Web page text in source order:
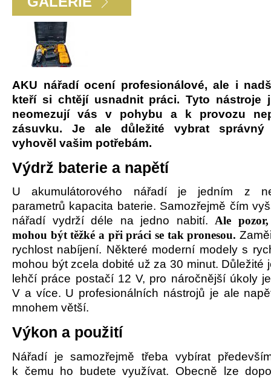
AKU nářadí ocení profesionálové, ale i
kteří si chtějí usnadnit práci. Tyto nástroje
neomezují vás v pohybu a k provozu
zásuvku. Je ale důležité vybrat správný
vyhověl vašim potřebám.
Výdrž baterie a napětí
U akumulátorového nářadí je jedním z
parametrů kapacita baterie. Samozřejmě čím
nářadí vydrží dé le na jedno nabití.Ale
mohou být těžkéa při práci se tak pronesou.
rychlost nabíjení. Některé moderní modely s
mohou být zcela dobité už za 30 minut. Důležité
lehčí práce postačí 12 V, pro náročnější úkoly
V a více. U profesionálních nástrojů je ale
mnohem větší.
Výkon a použití
Nářadí je samozřejmě třeba vybírat
k čemu ho budete využívat. Obecně lze